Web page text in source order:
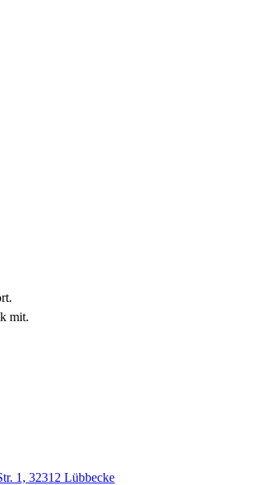
mit.
1, 32312 Lübbecke